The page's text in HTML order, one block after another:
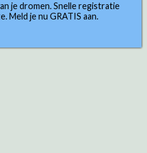
je dromen. Snelle registratie
Meld je nu GRATIS aan.